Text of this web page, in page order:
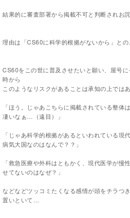
結果的に審査部署から掲載不可と判断されお
理由は「CS60に科学的根拠がないから」との
CS60をこの世に普及させたいと願い、屋号
時から
このようなリスクがあることは承知の上ではあ
「ほう。じゃあこちらに掲載されている整体
凄いなぁ…（遠目）」
「じゃあ科学的根拠があるといわれている現
病気大国なのはなんで？？」
「救急医療や外科はともかく、現代医学が慢
せてないのはなぜ？」
などなどツッコミたくなる感情が頭をチラつ
置いといて…